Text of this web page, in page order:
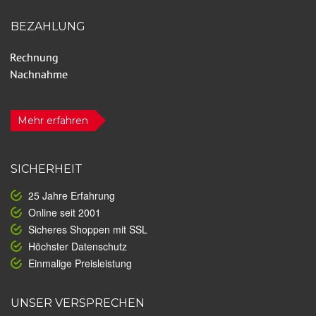
BEZAHLUNG
Mehr erfahren
SICHERHEIT
25 Jahre Erfahrung
Online seit 2001
Sicheres Shoppen mit SSL
Höchster Datenschutz
Einmalige Preisleistung
UNSER VERSPRECHEN